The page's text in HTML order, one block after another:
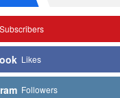
Subscribers
Likes
Followers